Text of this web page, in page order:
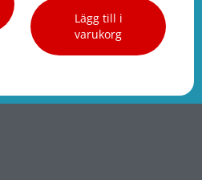
Lägg till i
varukorg